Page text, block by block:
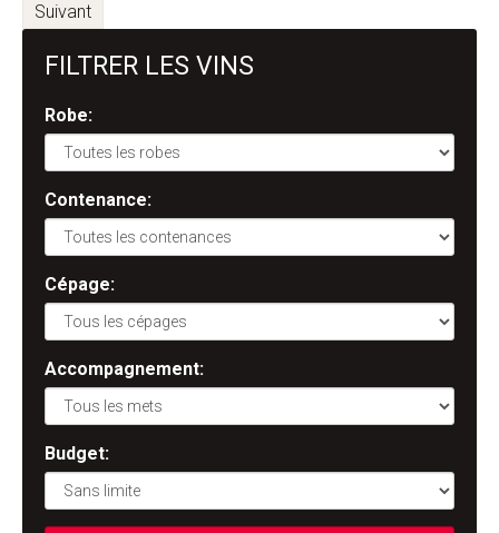
Suivant
FILTRER LES VINS
Robe:
Contenance:
Cépage:
Accompagnement:
Budget: